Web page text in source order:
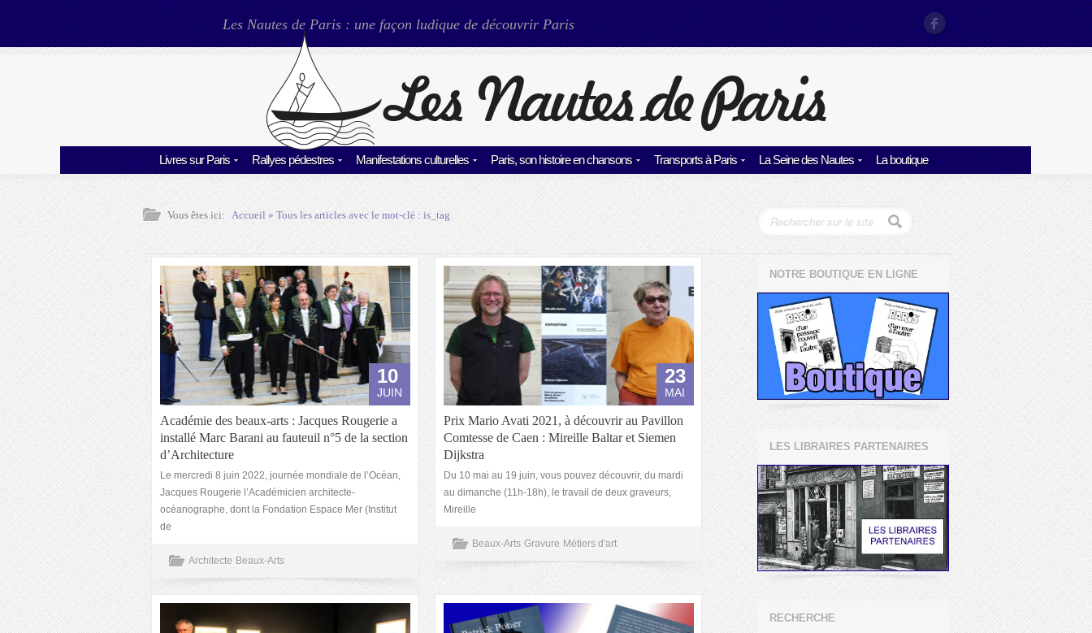
Les Nautes de Paris : une façon ludique de découvrir Paris
Livres sur Paris Rallyes pédestres Manifestations culturelles Paris, son histoire en chansons Transports à Paris La Seine des Nautes La boutique
Vous êtes ici: Accueil» Tous les articles avec le mot-clé :is_tag
10
JUIN
Académie des beaux-arts : Jacques Rougerie a
installé Marc Barani au fauteuil n°5 de la section
d’Architecture
Le mercredi 8 juin 2022, journée mondiale de l’Océan,
Jacques Rougerie l’Académicien architecte-
océanographe, dont la Fondation Espace Mer (Institut
de
Architecte Beaux-Arts
23
MAI
Prix Mario Avati 2021, à découvrir au Pavillon
Comtesse de Caen : Mireille Baltar et Siemen
Dijkstra
Du 10 mai au 19 juin, vous pouvez découvrir, du mardi
au dimanche (11h-18h), le travail de deux graveurs,
Mireille
Beaux-Arts Gravure Métiers d'art
NOTRE BOUTIQUE EN LIGNE
LES LIBRAIRES PARTENAIRES
RECHERCHE